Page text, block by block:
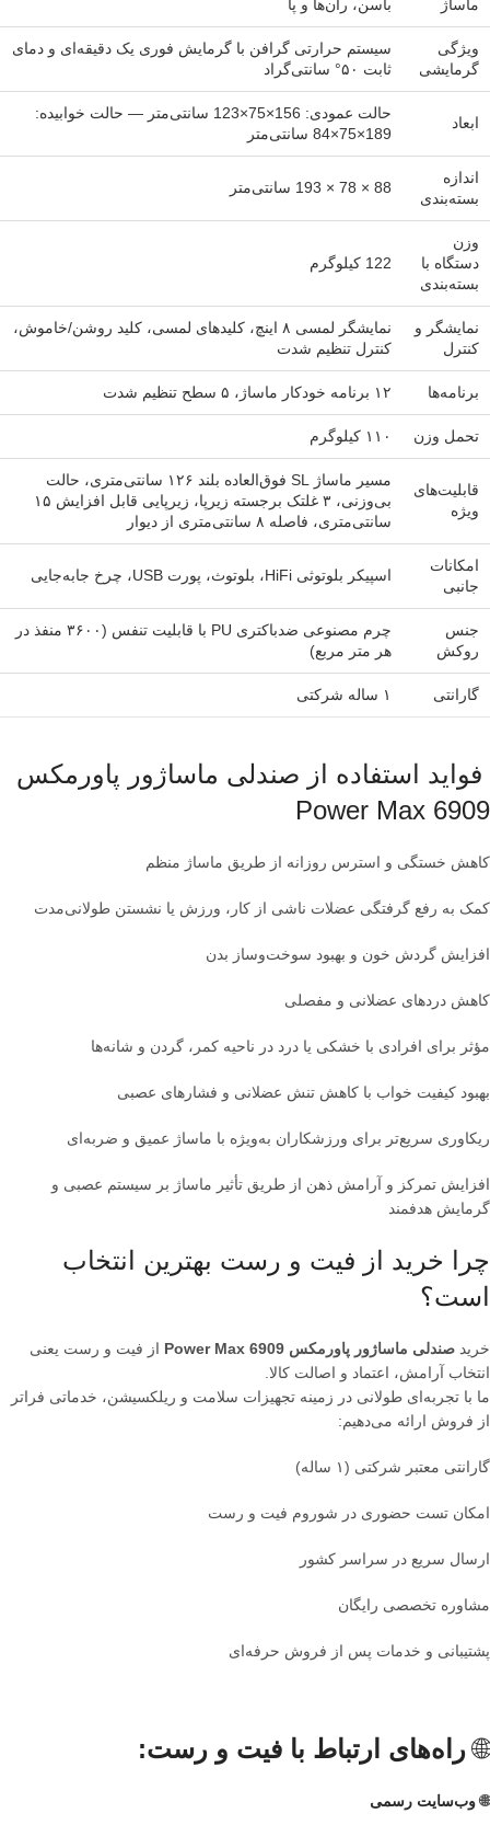
ماساژ باسن، ران‌ها و پا
ویژگی
گرمایشی
سیستم حرارتی گرافن با گرمایش فوری یک دقیقه‌ای و دمای
ثابت ۵۰° سانتی‌گراد
ابعاد
حالت عمودی: 156×75×123 سانتی‌متر — حالت خوابیده:
189×75×84 سانتی‌متر
اندازه
بسته‌بندی
88 × 78 × 193 سانتی‌متر
وزن
دستگاه با
بسته‌بندی
122 کیلوگرم
نمایشگر و
کنترل
نمایشگر لمسی ۸ اینچ، کلیدهای لمسی، کلید روشن/خاموش،
کنترل تنظیم شدت
برنامه‌ها ۱۲ برنامه خودکار ماساژ، ۵ سطح تنظیم شدت
تحمل وزن ۱۱۰ کیلوگرم
قابلیت‌های
ویژه
مسیر ماساژ SL فوق‌العاده بلند ۱۲۶ سانتی‌متری، حالت
بی‌وزنی، ۳ غلتک برجسته زیرپا، زیرپایی قابل افزایش ۱۵
سانتی‌متری، فاصله ۸ سانتی‌متری از دیوار
امکانات
جانبی
اسپیکر بلوتوثی HiFi، بلوتوث، پورت USB، چرخ جابه‌جایی
جنس
روکش
چرم مصنوعی ضدباکتری PU با قابلیت تنفس (۳۶۰۰ منفذ در
هر متر مربع)
گارانتی ۱ ساله شرکتی
فواید استفاده از صندلی ماساژور پاورمکس
Power Max 6909
کاهش خستگی و استرس روزانه از طریق ماساژ منظم
کمک به رفع گرفتگی عضلات ناشی از کار، ورزش یا نشستن طولانی‌مدت
افزایش گردش خون و بهبود سوخت‌وساز بدن
کاهش دردهای عضلانی و مفصلی
مؤثر برای افرادی با خشکی یا درد در ناحیه کمر، گردن و شانه‌ها
بهبود کیفیت خواب با کاهش تنش عضلانی و فشارهای عصبی
ریکاوری سریع‌تر برای ورزشکاران به‌ویژه با ماساژ عمیق و ضربه‌ای
افزایش تمرکز و آرامش ذهن از طریق تأثیر ماساژ بر سیستم عصبی و
گرمایش هدفمند
چرا خرید از فیت و رست بهترین انتخاب
است؟
خرید صندلی ماساژور پاورمکس Power Max 6909
از فیت و رست یعنی
انتخاب آرامش، اعتماد و اصالت کالا.
ما با تجربه‌ای طولانی در زمینه تجهیزات سلامت و ریلکسیشن، خدماتی فراتر
از فروش ارائه می‌دهیم:
گارانتی معتبر شرکتی (۱ ساله)
امکان تست حضوری در شوروم فیت و رست
ارسال سریع در سراسر کشور
مشاوره تخصصی رایگان
پشتیبانی و خدمات پس از فروش حرفه‌ای
🌐راه‌های ارتباط با فیت و رست:
🌐وب‌سایت رسمی